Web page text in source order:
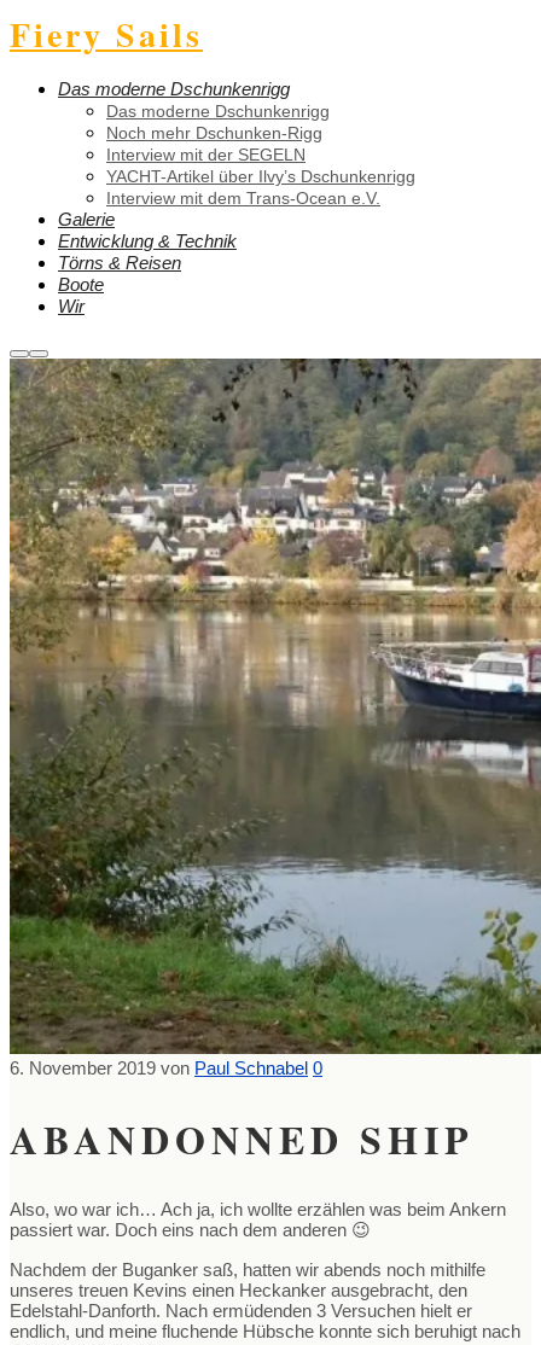
Fiery Sails
Das moderne Dschunkenrigg
Das moderne Dschunkenrigg
Noch mehr Dschunken-Rigg
Interview mit der SEGELN
YACHT-Artikel über Ilvy’s Dschunkenrigg
Interview mit dem Trans-Ocean e.V.
Galerie
Entwicklung & Technik
Törns & Reisen
Boote
Wir
Weitere
Informationen
Hauptmenü
6. November 2019 von Paul Schnabel 0
ABANDONNED SHIP
Also, wo war ich… Ach ja, ich wollte erzählen was beim Ankern
passiert war. Doch eins nach dem anderen 😉
Nachdem der Buganker saß, hatten wir abends noch mithilfe
unseres treuen Kevins einen Heckanker ausgebracht, den
Edelstahl-Danforth. Nach ermüdenden 3 Versuchen hielt er
endlich, und meine fluchende Hübsche konnte sich beruhigt nach